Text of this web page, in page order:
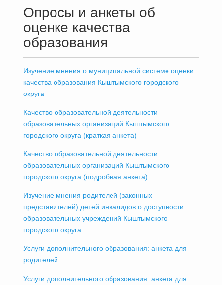
Опросы и анкеты об
оценке качества
образования
Изучение мнения о муниципальной системе оценки
качества образования Кыштымского городского
округа
Качество образовательной деятельности
образовательных организаций Кыштымского
городского округа (краткая анкета)
Качество образовательной деятельности
образовательных организаций Кыштымского
городского округа (подробная анкета)
Изучение мнения родителей (законных
представителей) детей инвалидов о доступности
образовательных учреждений Кыштымского
городского округа
Услуги дополнительного образования: анкета для
родителей
Услуги дополнительного образования: анкета для